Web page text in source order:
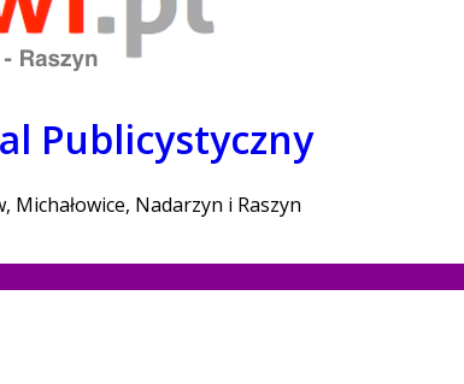
Publicystyczny
Nadarzyn i Raszyn